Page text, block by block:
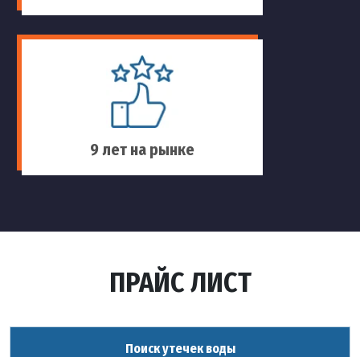
9 лет на рынке
ПРАЙС ЛИСТ
Поиск утечек воды